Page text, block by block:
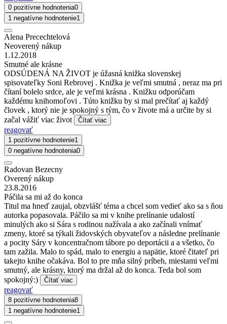
0 pozitívne hodnotenia0
1 negatívne hodnotenie1
Alena Precechtelová
Neoverený nákup
1.12.2018
Smutné ale krásne
ODSÚDENÁ NA ŽIVOT je úžasná knižka slovenskej
spisovateľky Soni Rebrovej . Knižka je veľmi smutná , neraz ma pri
čítaní bolelo srdce, ale je veľmi krásna . Knižku odporúčam
každému knihomoľovi . Túto knižku by si mal prečítať aj každý
človek , ktorý nie je spokojný s tým, čo v živote má a určite by si
začal vážiť viac život
Čítať viac
reagovať
1 pozitívne hodnotenie1
0 negatívne hodnotenia0
Radovan Bezecny
Overený nákup
23.8.2016
Páčila sa mi až do konca
Titul ma hneď zaujal, obzvlášť téma a chcel som vedieť ako sa s ňou
autorka popasovala. Páčilo sa mi v knihe prelínanie udalostí
minulých ako si Sára s rodinou nažívala a ako začínali vnímať
zmeny, ktoré sa týkali židovských obyvateľov a následne prelínanie
a pocity Sáry v koncentračnom tábore po deportácii a a všetko, čo
tam zažila. Malo to spád, malo to energiu a napätie, ktoré čitateľ pri
takejto knihe očakáva. Bol to pre mňa silný príbeh, miestami veľmi
smutný, ale krásny, ktorý ma držal až do konca. Teda bol som
spokojný:)
Čítať viac
reagovať
8 pozitívne hodnotenia8
1 negatívne hodnotenie1